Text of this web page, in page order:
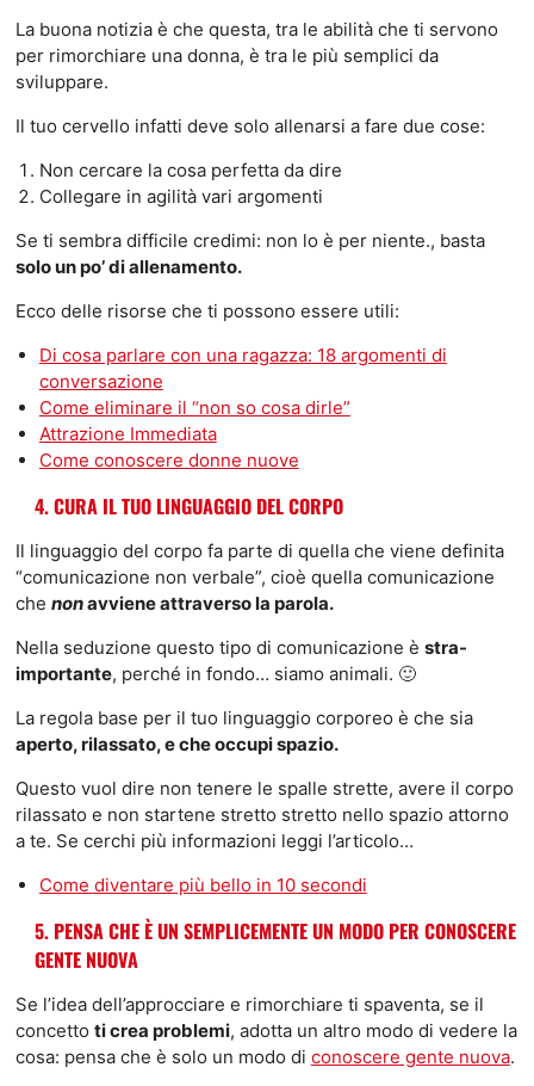
La buona notizia è che questa, tra le abilità che ti servono
per rimorchiare una donna, è tra le più semplici da
sviluppare.
Il tuo cervello infatti deve solo allenarsi a fare due cose:
Non cercare la cosa perfetta da dire
Collegare in agilità vari argomenti
Se ti sembra difficile credimi: non lo è per niente., basta
solo un po’ di allenamento.
Ecco delle risorse che ti possono essere utili:
Di cosa parlare con una ragazza: 18 argomenti di
conversazione
Come eliminare il “non so cosa dirle”
Attrazione Immediata
Come conoscere donne nuove
4. CURA IL TUO LINGUAGGIO DEL CORPO
Il linguaggio del corpo fa parte di quella che viene definita
“comunicazione non verbale”, cioè quella comunicazione
che nonavviene attraverso la parola.
Nella seduzione questo tipo di comunicazione è stra-
importante, perché in fondo… siamo animali. 🙂
La regola base per il tuo linguaggio corporeo è che sia
aperto, rilassato, e che occupi spazio.
Questo vuol dire non tenere le spalle strette, avere il corpo
rilassato e non startene stretto stretto nello spazio attorno
a te. Se cerchi più informazioni leggi l’articolo…
Come diventare più bello in 10 secondi
5. PENSA CHE È UN SEMPLICEMENTE UN MODO PER CONOSCERE
GENTE NUOVA
Se l’idea dell’approcciare e rimorchiare ti spaventa, se il
concetto ti crea problemi, adotta un altro modo di vedere la
cosa: pensa che è solo un modo di conoscere gente nuova.